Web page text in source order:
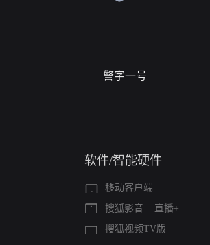
警字一号
软件/智能硬件
移动客户端
搜狐影音
直播+
搜狐视频TV版